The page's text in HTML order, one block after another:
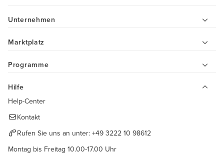
Unternehmen
Marktplatz
Programme
Hilfe
Help-Center
Kontakt
Rufen Sie uns an unter: +49 3222 10 98612
Montag bis Freitag 10.00-17.00 Uhr